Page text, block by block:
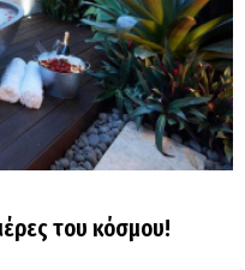
του κόσμου!